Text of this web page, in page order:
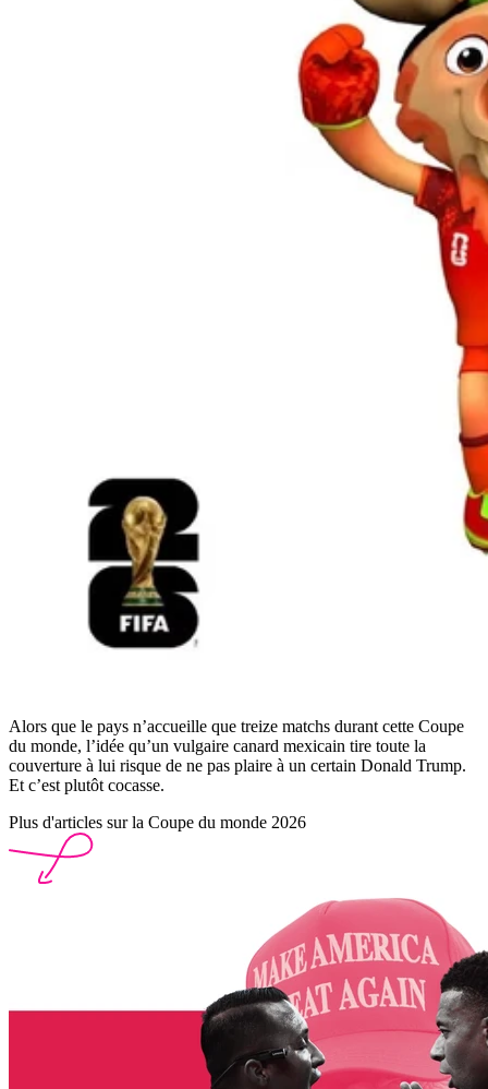
Alors que le pays n’accueille que treize matchs durant cette Coupe
du monde, l’idée qu’un vulgaire canard mexicain tire toute la
couverture à lui risque de ne pas plaire à un certain Donald Trump.
Et c’est plutôt cocasse.
Plus d'articles sur la Coupe du monde 2026